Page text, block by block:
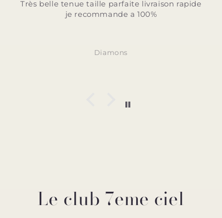
Très belle tenue taille parfaite livraison rapide
je recommande a 100%
Diamons
Le club 7eme ciel